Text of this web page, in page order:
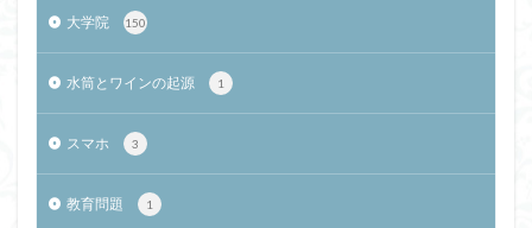
大学院 150
水筒とワインの起源 1
スマホ 3
教育問題 1